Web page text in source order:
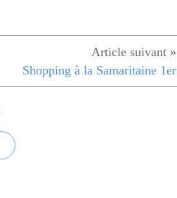
Shopping à la Samaritaine 1er